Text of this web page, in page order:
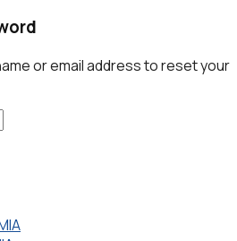
or email address to reset your